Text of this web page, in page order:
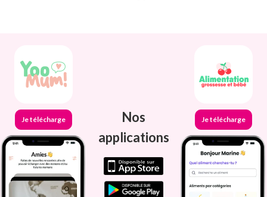
Je télécharge
Nos
applications
Je télécharge